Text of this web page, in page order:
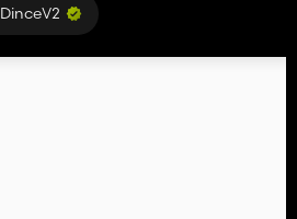
DinceV2